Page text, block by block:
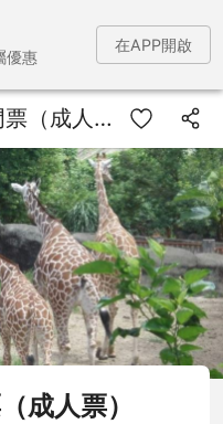
優惠
在APP開啟
臺北市立動物園門票（成人票）
成人票）